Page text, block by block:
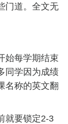
门道。全文无
始每学期结束
同学因为成绩
名称的英文翻
就要锁定2-3